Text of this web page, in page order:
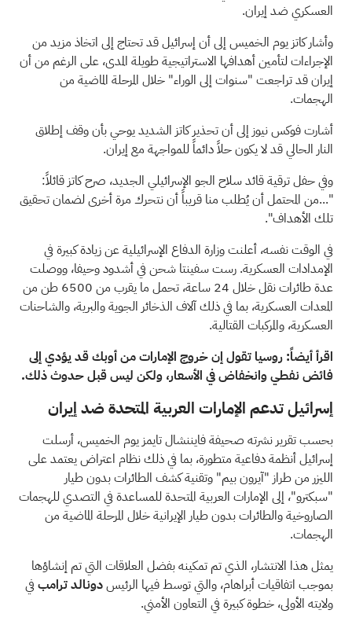
العسكري ضد إيران.
وأشار كاتز يوم الخميس إلى أن إسرائيل قد تحتاج إلى اتخاذ مزيد من
الإجراءات لتأمين أهدافها الاستراتيجية طويلة المدى، على الرغم من أن
إيران قد تراجعت "سنوات إلى الوراء" خلال المرحلة الماضية من
الهجمات.
أشارتفوكس نيوز إلى أن تحذير كاتز الشديد يوحي بأن وقف إطلاق
النار الحالي قد لا يكون حلاً دائماً للمواجهة مع إيران.
وفي حفل ترقية قائد سلاح الجو الإسرائيلي الجديد، صرح كاتز قائلاً:
"...من المحتمل أن يُطلب منا قريباً أن نتحرك مرة أخرى لضمان تحقيق
تلك الأهداف".
في الوقت نفسه، أعلنت وزارة الدفاع الإسرائيلية عن زيادة كبيرة في
الإمدادات العسكرية. رست سفينتا شحن في أشدود وحيفا، ووصلت
عدة طائرات نقل خلال 24 ساعة، تحمل ما يقرب من 6500 طن من
المعدات العسكرية، بما في ذلك آلاف الذخائر الجوية والبرية، والشاحنات
العسكرية، والمركبات القتالية.
اقرأ أيضاً: روسيا تقول إن خروج الإمارات من أوبك قد يؤدي إلى
فائض نفطي وانخفاض في الأسعار، ولكن ليس قبل حدوث ذلك.
إسرائيل تدعم الإمارات العربية المتحدة ضد إيران
بحسبتقرير نشرتهصحيفة فايننشال تايمز يوم الخميس، أرسلت
إسرائيل أنظمة دفاعية متطورة، بما في ذلك نظام اعتراض يعتمد على
الليزر من طراز "آيرون بيم" وتقنية كشف الطائرات بدون طيار
"سبكترو"، إلى الإمارات العربية المتحدة للمساعدة في التصدي للهجمات
الصاروخية والطائرات بدون طيار الإيرانية خلال المرحلة الماضية من
الهجمات.
يمثل هذا الانتشار، الذي تم تمكينه بفضل العلاقات التي تم إنشاؤها
بموجب اتفاقيات أبراهام، والتي توسط فيها الرئيسدونالد ترامبفي
ولايته الأولى، خطوة كبيرة في التعاون الأمني.